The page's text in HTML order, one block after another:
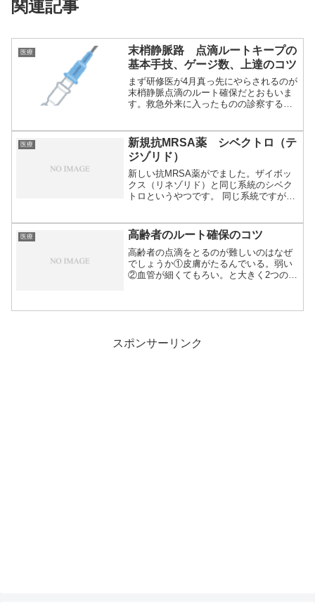
関連記事
医療
末梢静脈路 点滴ルートキープの
基本手技、ゲージ数、上達のコツ
まず研修医が4月真っ先にやらされるのが
末梢静脈点滴のルート確保だとおもいま
す。救急外来に入ったものの診察するに
医療
新規抗MRSA薬 シベクトロ（テ
ジゾリド）
新しい抗MRSA薬がでました。ザイボッ
クス（リネゾリド）と同じ系統のシベク
トロというやつです。 同じ系統ですがザ
医療 高齢者のルート確保のコツ
高齢者の点滴をとるのが難しいのはなぜ
でしょうか①皮膚がたるんでいる。弱い
②血管が細くてもろい。と大きく2つの原
スポンサーリンク